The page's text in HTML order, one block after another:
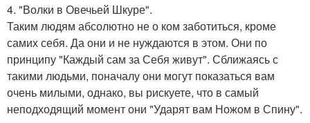
4. "Волки в Овечьей Шкуре".
Таким людям абсолютно не о ком заботиться, кроме
самих себя. Да они и не нуждаются в этом. Они по
принципу "Каждый сам за Себя живут". Сближаясь с
такими людьми, поначалу они могут показаться вам
очень милыми, однако, вы рискуете, что в самый
неподходящий момент они "Ударят вам Ножом в Спину".